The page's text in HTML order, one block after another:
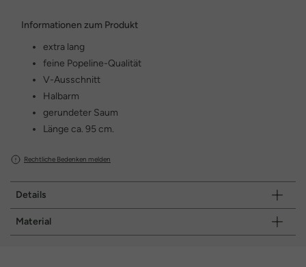
Informationen zum Produkt
extra lang
feine Popeline-Qualität
V-Ausschnitt
Halbarm
gerundeter Saum
Länge ca. 95 cm.
Rechtliche Bedenken melden
Details
Material